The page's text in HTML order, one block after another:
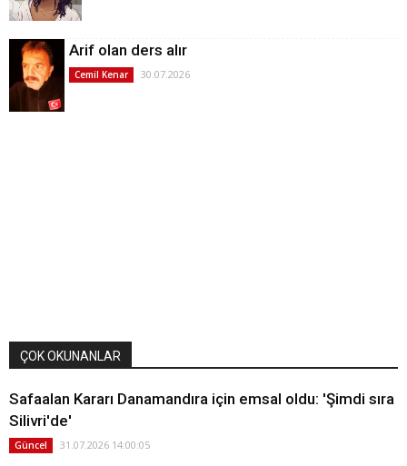
Arif olan ders alır
Cemil Kenar 30.07.2026
ÇOK OKUNANLAR
Safaalan Kararı Danamandıra için emsal oldu: 'Şimdi sıra
Silivri'de'
Güncel 31.07.2026 14:00:05